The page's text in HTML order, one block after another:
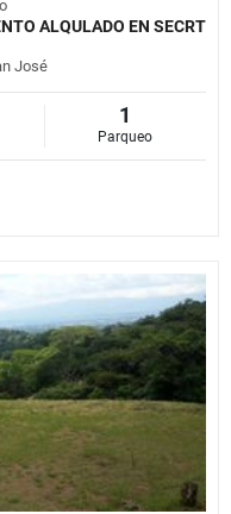
ALQULADO EN SECRT
José
1
Parqueo